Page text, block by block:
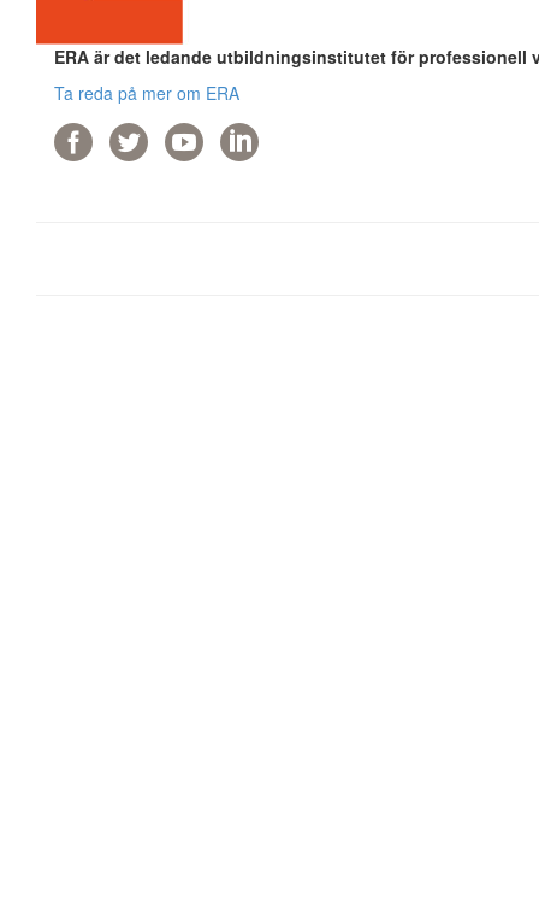
ERA är det ledande utbildningsinstitutet för professionell
Ta reda på mer om ERA